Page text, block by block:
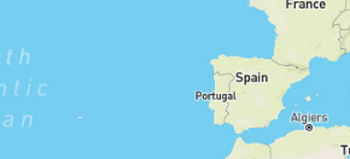
Routen anzeigen